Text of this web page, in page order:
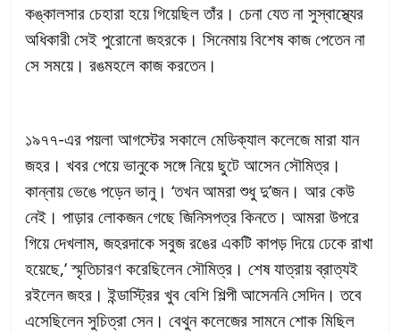
কঙ্কালসার চেহারা হয়ে গিয়েছিল তাঁর। চেনা যেত না সুস্বাস্থ্যের
অধিকারী সেই পুরোনো জহরকে। সিনেমায় বিশেষ কাজ পেতেন না
সে সময়ে। রঙমহলে কাজ করতেন।
১৯৭৭-এর পয়লা আগস্টের সকালে মেডিক্যাল কলেজে মারা যান
জহর। খবর পেয়ে ভানুকে সঙ্গে নিয়ে ছুটে আসেন সৌমিত্র।
কান্নায় ভেঙে পড়েন ভানু। ‘তখন আমরা শুধু দু’জন। আর কেউ
নেই। পাড়ার লোকজন গেছে জিনিসপত্র কিনতে। আমরা উপরে
গিয়ে দেখলাম, জহরদাকে সবুজ রঙের একটি কাপড় দিয়ে ঢেকে রাখা
হয়েছে,’ স্মৃতিচারণ করেছিলেন সৌমিত্র। শেষ যাত্রায় ব্রাত্যই
রইলেন জহর। ইন্ডাস্ট্রির খুব বেশি শিল্পী আসেননি সেদিন। তবে
এসেছিলেন সুচিত্রা সেন। বেথুন কলেজের সামনে শোক মিছিল